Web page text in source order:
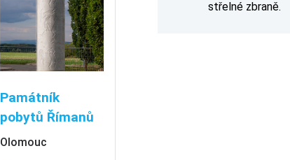
Památník
pobytů Římanů
Olomouc
střelné zbraně.